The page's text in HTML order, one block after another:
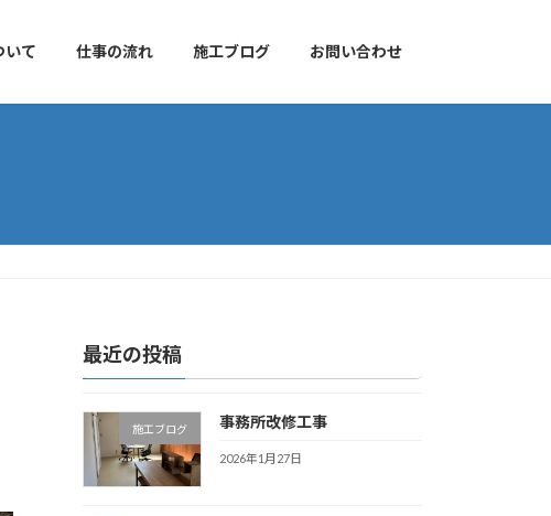
いて 仕事の流れ 施工ブログ お問い合わせ
最近の投稿
施工ブログ 事務所改修工事
2026年1月27日